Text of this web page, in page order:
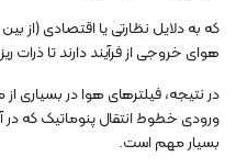
که به دلایل نظارتی یا اقتصادی (از
هوای خروجی از فرآیند دارند تا ذرات
در نتیجه، فیلترهای هوا در بسیاری از
ورودی خطوط انتقال پنوماتیک که در
بسیار مهم است.